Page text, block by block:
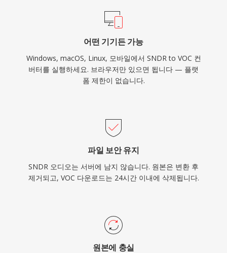
어떤 기기든 가능
Windows, macOS, Linux, 모바일에서 SNDR to VOC 컨
버터를 실행하세요. 브라우저만 있으면 됩니다 — 플랫
폼 제한이 없습니다.
파일 보안 유지
SNDR 오디오는 서버에 남지 않습니다. 원본은 변환 후
제거되고, VOC 다운로드는 24시간 이내에 삭제됩니다.
원본에 충실